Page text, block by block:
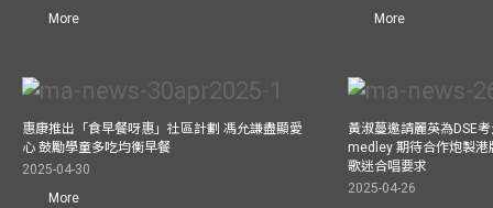
More
More
惠康推出「食早餐呀惠」社區計劃 馮允謙盡顯愛
心 鼓勵學童多吃均衡早餐
2025-04-30
More
黃淑蔓邀請麗英為DSE
medley 期待合作炮製
歌迷合唱要求
2025-04-26